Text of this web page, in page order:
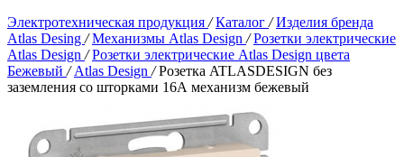
Электротехническая продукция / Каталог / Изделия бренда
Atlas Desing / Механизмы Atlas Design / Розетки электрические
Atlas Design / Розетки электрические Atlas Design цвета
Бежевый / Atlas Design / Розетка ATLASDESIGN без
заземления со шторками 16А механизм бежевый